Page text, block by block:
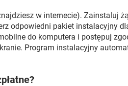
w internecie). Zainstaluj
odpowiedni pakiet instalacyjny
do komputera i postępuj
Program instalacyjny